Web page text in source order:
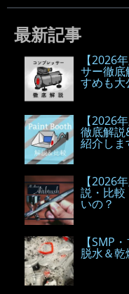
最新記事
【2026
サー徹底
すめも大
【2026
徹底解説
紹介しま
【2026
説・比較
いの？
【SMP
脱水＆乾